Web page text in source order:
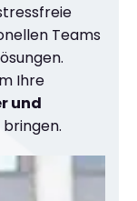
Teams
Ihre
und
bringen.